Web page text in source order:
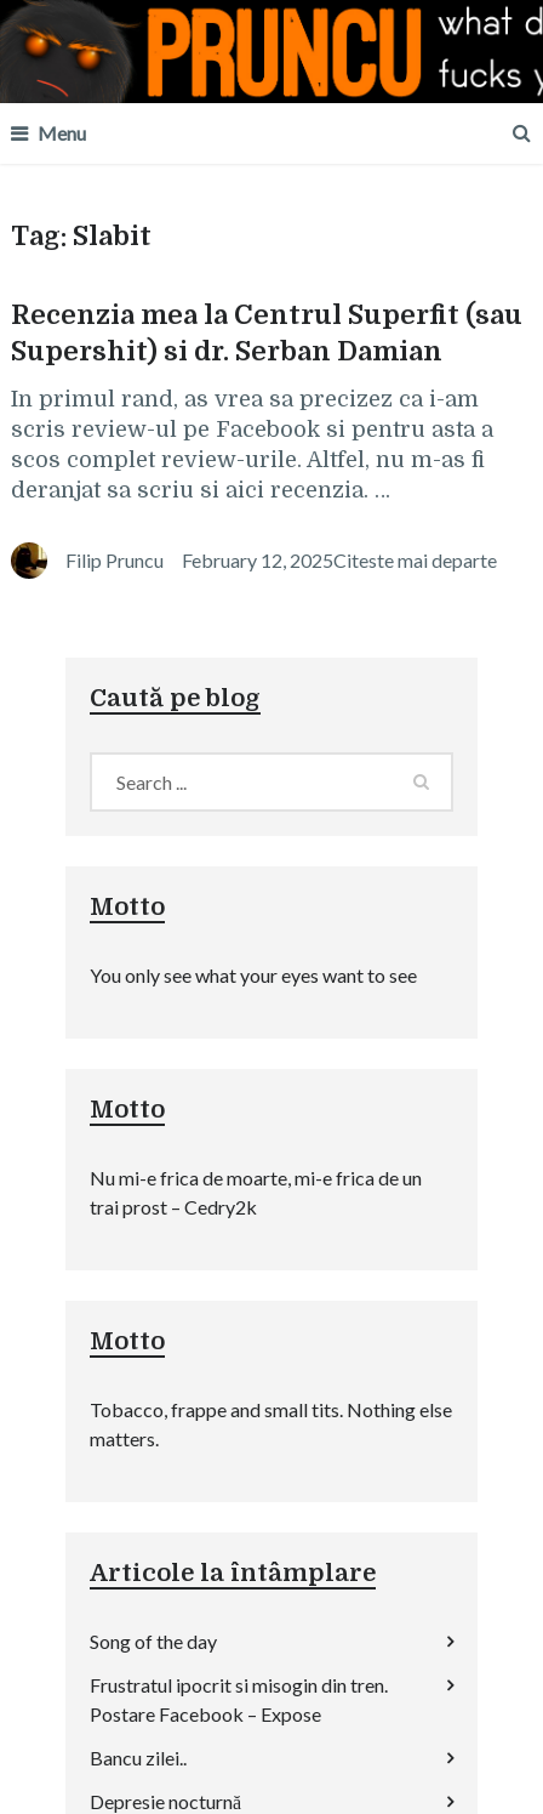
Menu
Tag: Slabit
Recenzia mea la Centrul Superfit (sau
Supershit) si dr. Serban Damian
In primul rand, as vrea sa precizez ca i-am
scris review-ul pe Facebook si pentru asta a
scos complet review-urile. Altfel, nu m-as fi
deranjat sa scriu si aici recenzia. …
Filip Pruncu February 12, 2025Citeste mai departe
Caută pe blog
Motto
You only see what your eyes want to see
Motto
Nu mi-e frica de moarte, mi-e frica de un
trai prost – Cedry2k
Motto
Tobacco, frappe and small tits. Nothing else
matters.
Articole la întâmplare
Song of the day
Frustratul ipocrit si misogin din tren.
Postare Facebook – Expose
Bancu zilei..
Depresie nocturnă